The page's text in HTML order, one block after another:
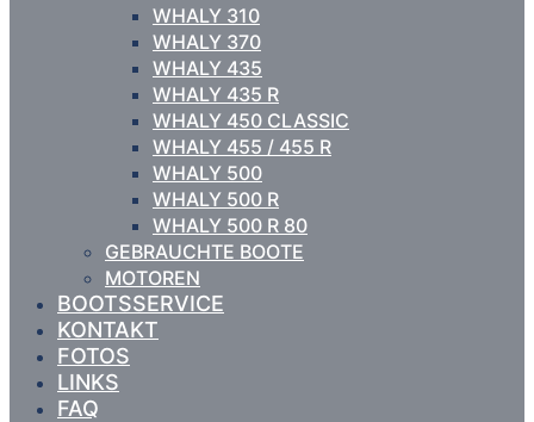
WHALY 310
WHALY 370
WHALY 435
WHALY 435 R
WHALY 450 CLASSIC
WHALY 455 / 455 R
WHALY 500
WHALY 500 R
WHALY 500 R 80
GEBRAUCHTE BOOTE
MOTOREN
BOOTSSERVICE
KONTAKT
FOTOS
LINKS
FAQ